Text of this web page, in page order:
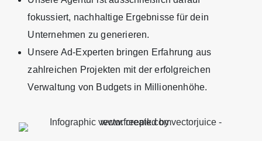
fokussiert, nachhaltige Ergebnisse für dein
Unternehmen zu generieren.
Unsere Ad-Experten bringen Erfahrung aus
zahlreichen Projekten mit der erfolgreichen
Verwaltung von Budgets in Millionenhöhe.